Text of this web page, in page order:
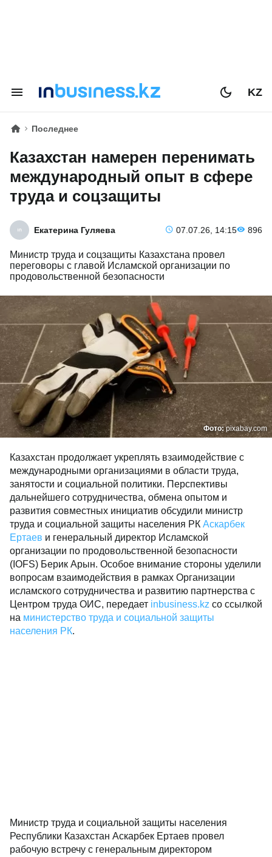
KZ
Последнее
Казахстан намерен перенимать
международный опыт в сфере
труда и соцзащиты
Екатерина Гуляева 07.07.26, 14:15 896
Министр труда и соцзащиты Казахстана провел
переговоры с главой Исламской организации по
продовольственной безопасности
Фото:pixabay.com
Казахстан продолжает укреплять взаимодействие с
международными организациями в области труда,
занятости и социальной политики. Перспективы
дальнейшего сотрудничества, обмена опытом и
развития совместных инициатив обсудили министр
труда и социальной защиты населения РК Аскарбек
Ертаев и генеральный директор Исламской
организации по продовольственной безопасности
(IOFS) Берик Арын. Особое внимание стороны уделили
вопросам взаимодействия в рамках Организации
исламского сотрудничества и развитию партнерства с
Центром труда ОИС, передает inbusiness.kz со ссылкой
на министерство труда и социальной защиты
населения РК.
Министр труда и социальной защиты населения
Республики Казахстан Аскарбек Ертаев провел
рабочую встречу с генеральным директором